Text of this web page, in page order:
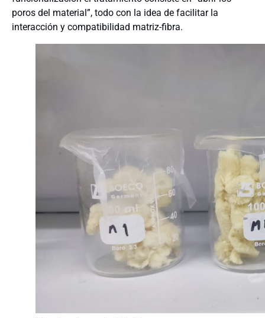
poros del material”, todo con la idea de facilitar la
interacción y compatibilidad matriz-fibra.